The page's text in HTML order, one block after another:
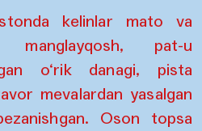
kelinlar mato va
manglayqosh, pat-u
o‘rik danagi, pista
mevalardan yasalgan
Oson topsa